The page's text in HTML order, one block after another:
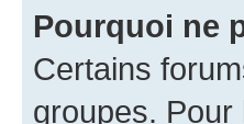
Pourquoi ne
Certains
groupes.